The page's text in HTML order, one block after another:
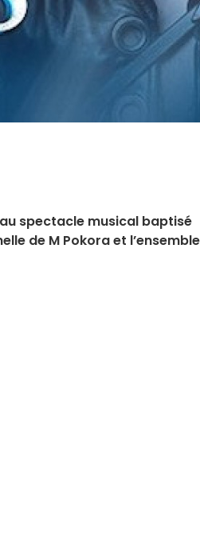
spectacle musical baptisé
de M Pokora et